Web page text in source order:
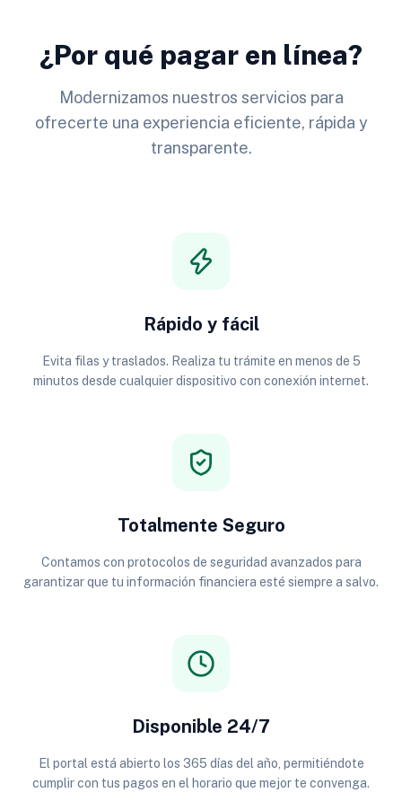
¿Por qué pagar en línea?
Modernizamos nuestros servicios para
ofrecerte una experiencia eficiente, rápida y
transparente.
Rápido y fácil
Evita filas y traslados. Realiza tu trámite en menos de 5
minutos desde cualquier dispositivo con conexión internet.
Totalmente Seguro
Contamos con protocolos de seguridad avanzados para
garantizar que tu información financiera esté siempre a salvo.
Disponible 24/7
El portal está abierto los 365 días del año, permitiéndote
cumplir con tus pagos en el horario que mejor te convenga.